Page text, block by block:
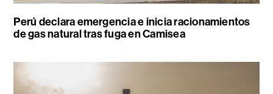
Perú declara emergencia e inicia racionamientos
de gas natural tras fuga en Camisea